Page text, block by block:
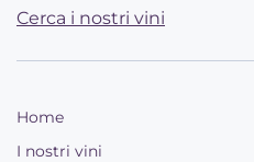
Cerca i nostri vini
Home
I nostri vini